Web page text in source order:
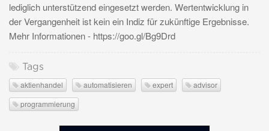
lediglich unterstützend eingesetzt werden. Wertentwicklung in
der Vergangenheit ist kein ein Indiz für zukünftige Ergebnisse.
Mehr Informationen - https://goo.gl/Bg9Drd
Tags
aktienhandel automatisieren expert
advisor
programmierung